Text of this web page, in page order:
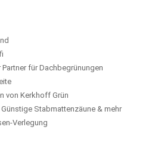
für Dachbegrünungen
von Kerkhoff Grün
Stabmattenzäune & mehr
Verlegung